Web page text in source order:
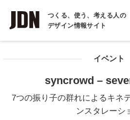
つくる、使う、考える人の
デザイン情報サイト
INTERVIEW
インタビュー
COLUMN
イベント
syncrowd –
7つの振り子の群れによるキネ
ンスタレーシ